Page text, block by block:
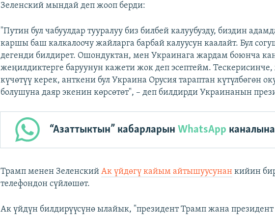
Зеленский мындай деп жооп берди:
"Путин бул чабуулдар тууралуу биз билбей калуубузду, биздин
каршы баш калкалоочу жайларга барбай калуусун каалайт. Бул
дегенди билдирет. Ошондуктан, мен Украинага жардам боюнча
жеңилдиктерге баруунун кажети жок деп эсептейм.
күчөтүү керек, анткени бул Украина Орусия тараптан күтүлбөгөн
болушуна даяр экенин көрсөтөт", – деп билдирди Украинанын
“Азаттыктын” кабарларынWhatsApp
Трамп менен ЗеленскийАк үйдөгү кайым айтышуусунан кийин
телефондон сүйлөшөт.
Ак үйдүн билдирүүсүнө ылайык, "президент Трамп жана